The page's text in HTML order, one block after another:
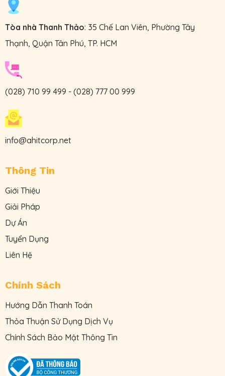
Tòa nhà Thanh Thảo: 35 Chế Lan Viên, Phường Tây
Thạnh, Quận Tân Phú, TP. HCM
(028) 710 99 499 - (028) 777 00 999
info@ahitcorp.net
Thông Tin
Giới Thiệu
Giải Pháp
Dự Án
Tuyển Dụng
Liên Hệ
Chính Sách
Hướng Dẫn Thanh Toán
Thỏa Thuận Sử Dụng Dịch Vụ
Chính Sách Bảo Mật Thông Tin